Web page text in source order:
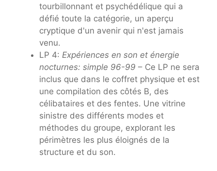
tourbillonnant et psychédélique qui a
défié toute la catégorie, un aperçu
cryptique d'un avenir qui n'est jamais
venu.
LP 4: Expériences en son et énergie
nocturnes: simple 96-99 – Ce LP ne sera
inclus que dans le coffret physique et est
une compilation des côtés B, des
célibataires et des fentes. Une vitrine
sinistre des différents modes et
méthodes du groupe, explorant les
périmètres les plus éloignés de la
structure et du son.